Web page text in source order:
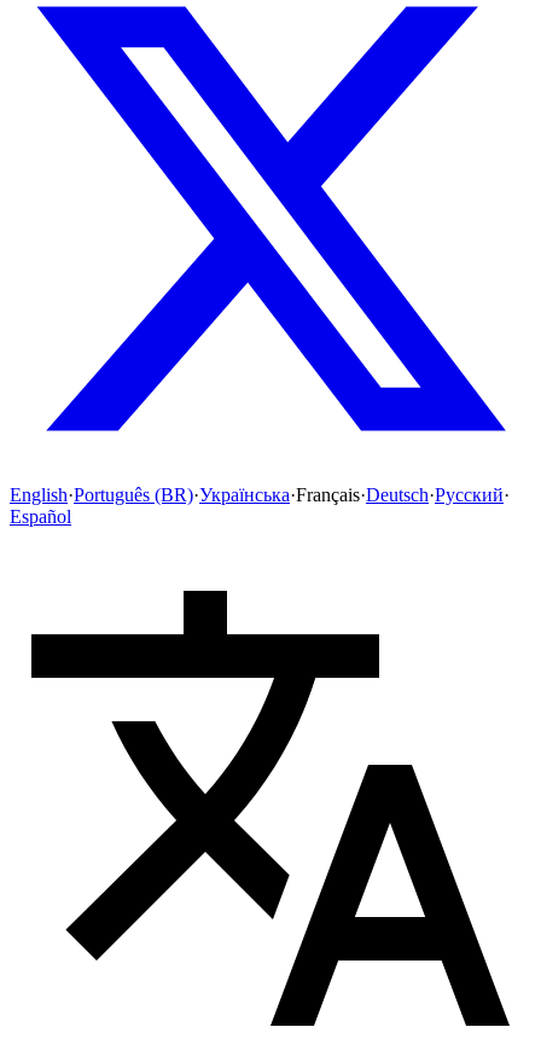
English·Português (BR)·Українська·Français·Deutsch·Русский·
Español